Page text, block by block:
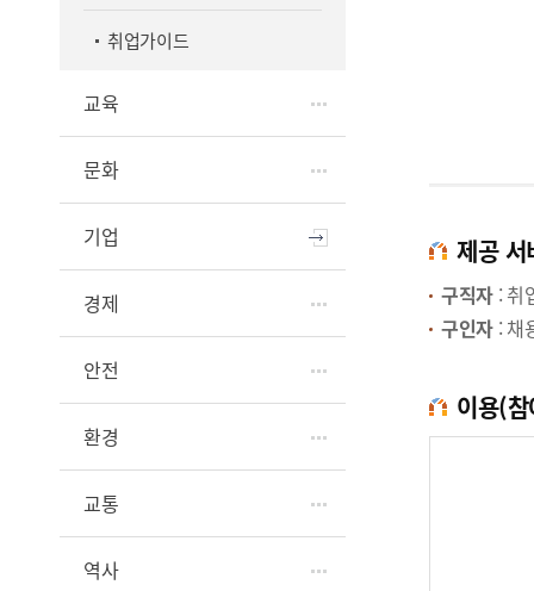
취업가이드
교육
문화
기업
경제
안전
환경
교통
역사
제공 서
구직자 : 취
구인자 : 채
이용(